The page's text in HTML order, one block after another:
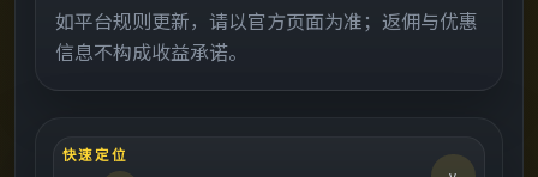
如平台规则更新，请以官方页面为准；返佣与优惠
信息不构成收益承诺。
快速定位